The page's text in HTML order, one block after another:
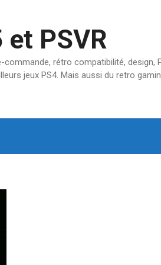
PSVR
commande, rétro compatibilité, design,
jeux PS4. Mais aussi du retro